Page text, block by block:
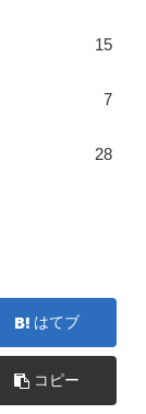
15
7
28
はてブ
コピー